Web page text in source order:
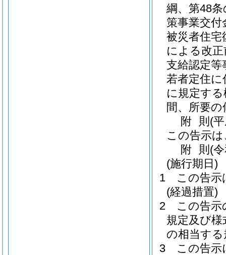
綱、第48
策事業交
被災者住宅
による改
支給認定等
若者定住に
に規定す
間、所要
附 則 (
この告示
附 則 (
(施行期日)
1
この告示
(経過措置)
2
この告示
規定及び
の相当す
3
この告示